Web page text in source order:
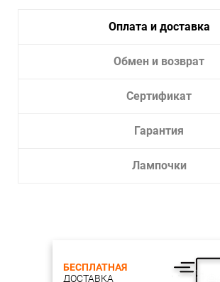
однофазный трехжильный IP20 LED
Оплата и доставка
Обмен и возврат
Сертификат
Гарантия
Лампочки
БЕСПЛАТНАЯ
ДОСТАВКА